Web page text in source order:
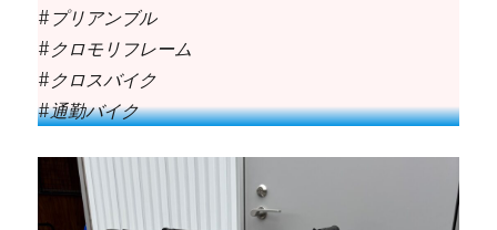
#プリアンブル
#クロモリフレーム
#クロスバイク
#通勤バイク